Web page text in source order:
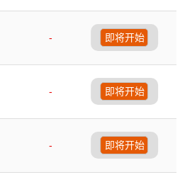
-
即将开始
-
即将开始
-
即将开始